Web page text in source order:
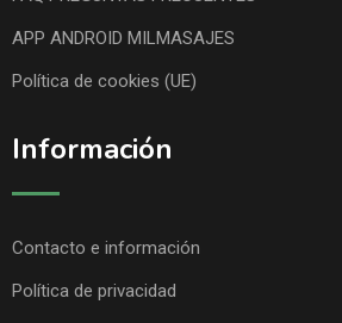
APP ANDROID MILMASAJES
Política de cookies (UE)
Información
Contacto e información
Política de privacidad